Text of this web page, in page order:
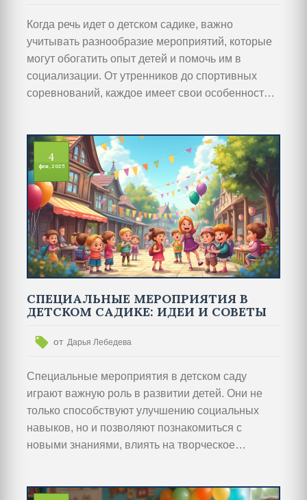
Когда речь идет о детском садике, важно
учитывать разнообразие мероприятий, которые
могут обогатить опыт детей и помочь им в
социализации. От утренников до спортивных
соревнований, каждое имеет свои особенности и
влияют на развитие и обучение малышей. Наши
советы помогут организовать незабываемые
праздники в детсаду, которые понравятся как
детям, так и воспитателям. Вы узнаете, как
сделать мероприятия не только весёлыми, но и
поучительными.
4
фев, 2025
СПЕЦИАЛЬНЫЕ МЕРОПРИЯТИЯ В
ДЕТСКОМ САДИКЕ: ИДЕИ И СОВЕТЫ
от Дарья Лебедева
Специальные мероприятия в детском саду
играют важную роль в развитии детей. Они не
только способствуют улучшению социальных
навыков, но и позволяют познакомиться с
новыми знаниями, влиять на творческое
адаптированные к детскому возрасту и